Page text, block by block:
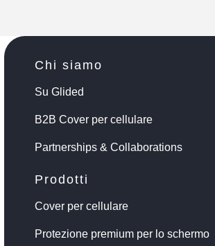
Chi siamo
Su Glided
B2B Cover per cellulare
Partnerships & Collaborations
Prodotti
Cover per cellulare
Protezione premium per lo schermo